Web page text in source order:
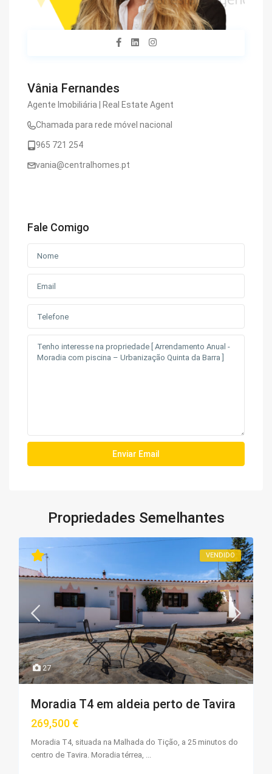
Vânia Fernandes
Agente Imobiliária | Real Estate Agent
Chamada para rede móvel nacional
965 721 254
vania@centralhomes.pt
Fale Comigo
Propriedades Semelhantes
27
VENDIDO
Moradia T4 em aldeia perto de Tavira
269,500 €
Moradia T4, situada na Malhada do Tição, a 25 minutos do
centro de Tavira. Moradia térrea, ...